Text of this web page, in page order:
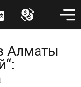
Алматы